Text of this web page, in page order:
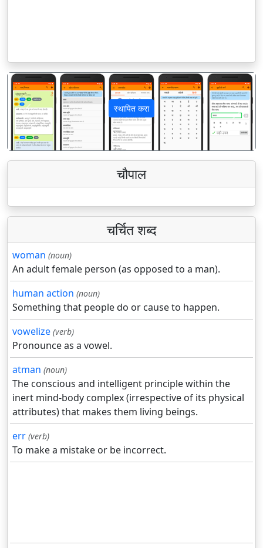
स्थापित करा
पिछला अगला
चौपाल
चर्चित शब्द
woman (noun)
An adult female person (as opposed to a man).
human action (noun)
Something that people do or cause to happen.
vowelize (verb)
Pronounce as a vowel.
atman (noun)
The conscious and intelligent principle within the
inert mind-body complex (irrespective of its physical
attributes) that makes them living beings.
err (verb)
To make a mistake or be incorrect.